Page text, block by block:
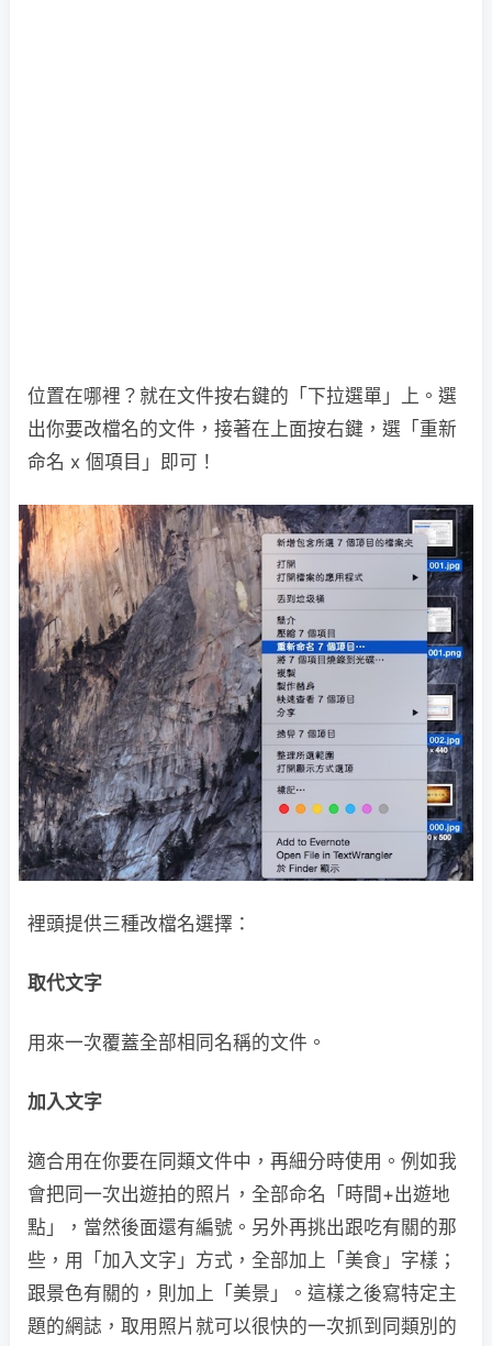
位置在哪裡？就在文件按右鍵的「下拉選單」上。選
出你要改檔名的文件，接著在上面按右鍵，選「重新
命名 x 個項目」即可！
裡頭提供三種改檔名選擇：
取代文字
用來一次覆蓋全部相同名稱的文件。
加入文字
適合用在你要在同類文件中，再細分時使用。例如我
會把同一次出遊拍的照片，全部命名「時間+出遊地
點」，當然後面還有編號。另外再挑出跟吃有關的那
些，用「加入文字」方式，全部加上「美食」字樣；
跟景色有關的，則加上「美景」。這樣之後寫特定主
題的網誌，取用照片就可以很快的一次抓到同類別的